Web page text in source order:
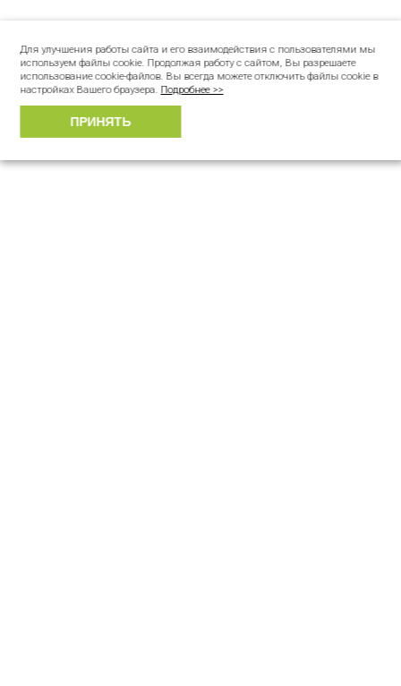
Для улучшения работы сайта и его взаимодействия с пользователями мы
используем файлы cookie. Продолжая работу с сайтом, Вы разрешаете
использование cookie-файлов. Вы всегда можете отключить файлы cookie в
настройках Вашего браузера. Подробнее >>
ПРИНЯТЬ